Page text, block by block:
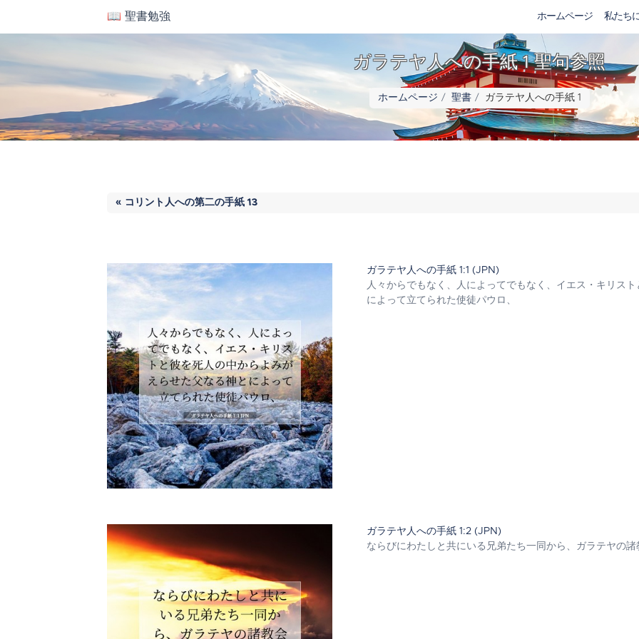
📖 聖書勉強 ホームページ 私たち
ガラテヤ人への手紙 1 聖句参照
ホームページ 聖書 ガラテヤ人への手紙 1
« コリント人への第二の手紙 13
ガラテヤ人への手紙 1:1 (JPN)
人々からでもなく、人によってでもなく、イエス・キリス
によって立てられた使徒パウロ、
ガラテヤ人への手紙 1:2 (JPN)
ならびにわたしと共にいる兄弟たち一同から、ガラテヤの諸